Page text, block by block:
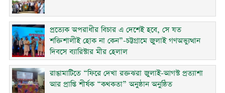
প্রত্যেক অপরাধীর বিচার এ দেশেই হবে, সে যত
শক্তিশালীই হোক না কেন”-চট্টগ্রামে জুলাই গণঅভ্যুত্থান
দিবসে ব্যারিস্টার মীর হেলাল
রাঙামাটিতে “ফিরে দেখা রক্তঝরা জুলাই-আগস্ট প্রত্যাশা
আর প্রাপ্তি শীর্ষক “কথকতা” অনুষ্ঠান অনুষ্ঠিত